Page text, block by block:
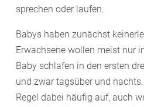
sprechen oder laufen.
Babys haben zunächst
Erwachsene wollen meist nur
Baby schlafen in den ersten
und zwar tagsüber und
Regel dabei häufig auf, auch